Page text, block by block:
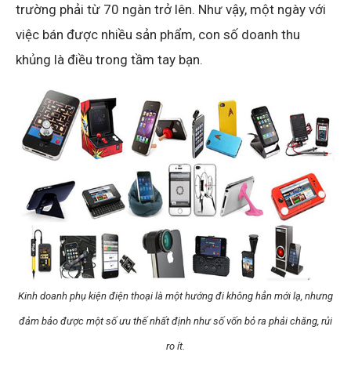
trường phải từ 70 ngàn trở lên. Như vậy, một ngày với
việc bán được nhiều sản phẩm, con số doanh thu
khủng là điều trong tầm tay bạn.
Kinh doanh phụ kiện điện thoại là một hướng đi không hẳn mới lạ, nhưng
đảm bảo được một số ưu thế nhất định như số vốn bỏ ra phải chăng, rủi
ro ít.